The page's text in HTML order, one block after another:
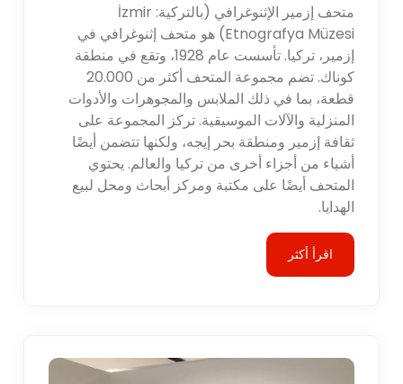
متحف إزمير الإثنوغرافي (بالتركية: İzmir
Etnografya Müzesi) هو متحف إثنوغرافي في
إزمير، تركيا. تأسست عام 1928، وتقع في منطقة
كوناك. تضم مجموعة المتحف أكثر من 20.000
قطعة، بما في ذلك الملابس والمجوهرات والأدوات
المنزلية والآلات الموسيقية. تركز المجموعة على
ثقافة إزمير ومنطقة بحر إيجه، ولكنها تتضمن أيضًا
أشياء من أجزاء أخرى من تركيا والعالم. يحتوي
المتحف أيضًا على مكتبة ومركز أبحاث ومحل لبيع
الهدايا.
اقرأ أكثر